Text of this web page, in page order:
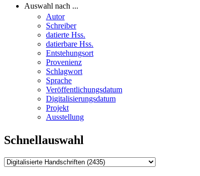
Auswahl nach ...
Autor
Schreiber
datierte Hss.
datierbare Hss.
Entstehungsort
Provenienz
Schlagwort
Sprache
Veröffentlichungsdatum
Digitalisierungsdatum
Projekt
Ausstellung
Schnellauswahl